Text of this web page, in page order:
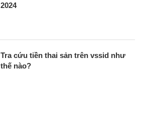
2024
Tra cứu tiền thai sản trên vssid như
thế nào?